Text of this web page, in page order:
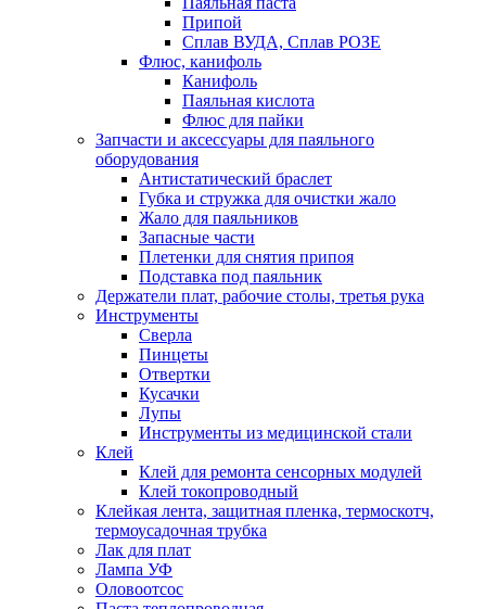
Припой
Сплав ВУДА, Сплав РОЗЕ
Флюс, канифоль
Канифоль
Паяльная кислота
Флюс для пайки
Запчасти и аксессуары для паяльного
оборудования
Антистатический браслет
Губка и стружка для очистки жало
Жало для паяльников
Запасные части
Плетенки для снятия припоя
Подставка под паяльник
Держатели плат, рабочие столы, третья рука
Инструменты
Сверла
Пинцеты
Отвертки
Кусачки
Лупы
Инструменты из медицинской стали
Клей
Клей для ремонта сенсорных модулей
Клей токопроводный
Клейкая лента, защитная пленка, термоскотч,
термоусадочная трубка
Лак для плат
Лампа УФ
Оловоотсос